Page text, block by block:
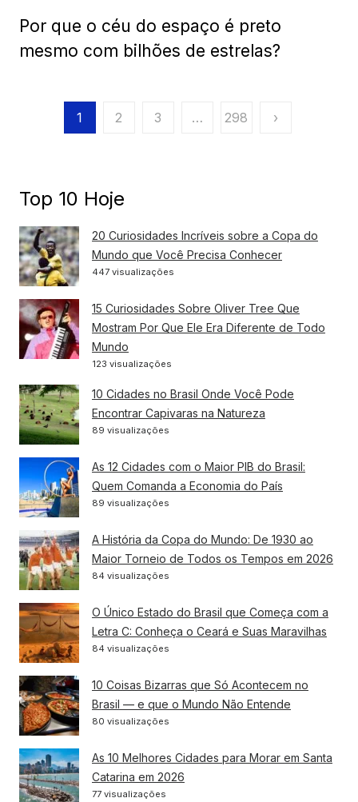
Por que o céu do espaço é preto
mesmo com bilhões de estrelas?
Paginação
1 2 3 … 298 ›
Top 10 Hoje
20 Curiosidades Incríveis sobre a Copa do
Mundo que Você Precisa Conhecer
447 visualizações
15 Curiosidades Sobre Oliver Tree Que
Mostram Por Que Ele Era Diferente de Todo
Mundo
123 visualizações
10 Cidades no Brasil Onde Você Pode
Encontrar Capivaras na Natureza
89 visualizações
As 12 Cidades com o Maior PIB do Brasil:
Quem Comanda a Economia do País
89 visualizações
A História da Copa do Mundo: De 1930 ao
Maior Torneio de Todos os Tempos em 2026
84 visualizações
O Único Estado do Brasil que Começa com a
Letra C: Conheça o Ceará e Suas Maravilhas
84 visualizações
10 Coisas Bizarras que Só Acontecem no
Brasil — e que o Mundo Não Entende
80 visualizações
As 10 Melhores Cidades para Morar em Santa
Catarina em 2026
77 visualizações